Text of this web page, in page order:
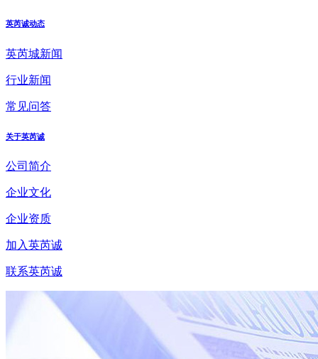
英芮诚动态
英芮城新闻
行业新闻
常见问答
关于英芮诚
公司简介
企业文化
企业资质
加入英芮诚
联系英芮诚